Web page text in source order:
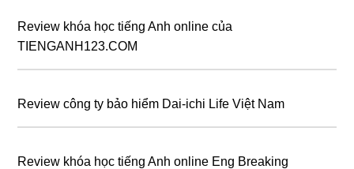
Review khóa học tiếng Anh online của
TIENGANH123.COM
Review công ty bảo hiểm Dai-ichi Life Việt Nam
Review khóa học tiếng Anh online Eng Breaking